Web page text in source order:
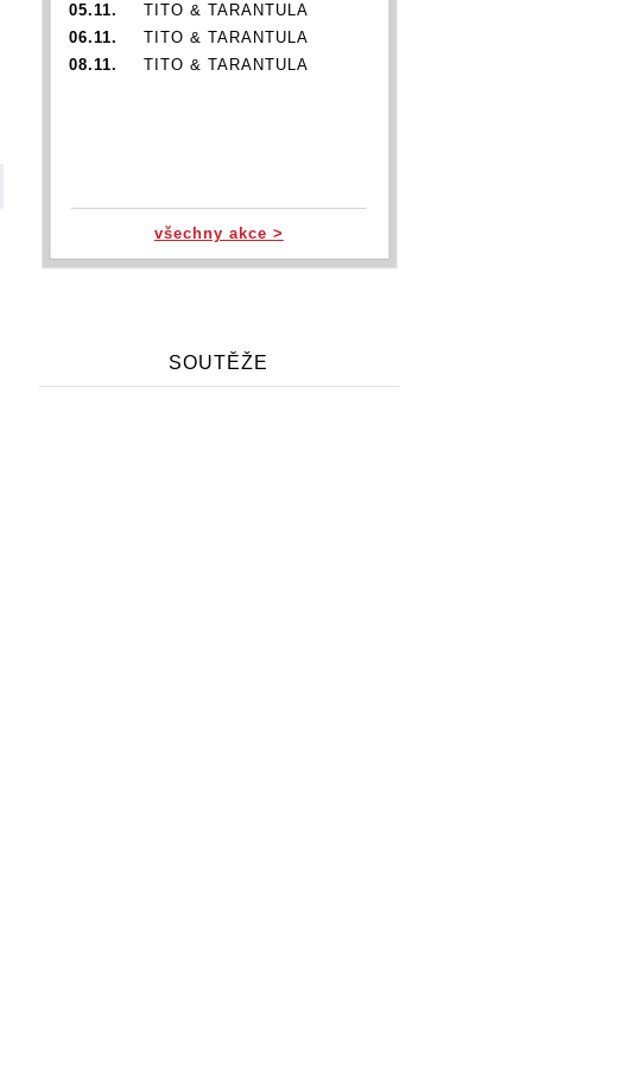
05.11.
TITO & TARANTULA
06.11.
TITO & TARANTULA
08.11.
TITO & TARANTULA
všechny akce >
SOUTĚŽE